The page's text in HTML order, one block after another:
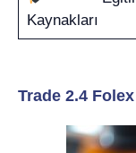
Kaynakları
Trade 2.4